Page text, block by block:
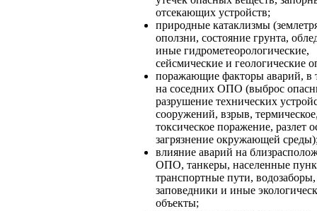
отсекающих устройств;
природные катаклизмы
оползни, состояние грунта,
иные гидрометеорологические,
сейсмические и геологические
поражающие факторы аварий, в
на соседних ОПО (выброс
разрушение технических
сооружений, взрыв,
токсическое поражение, разлет
загрязнение окружающей
влияние аварий на
ОПО, танкеры, населенные
транспортные пути, водозаборы,
заповедники и иные
объекты;